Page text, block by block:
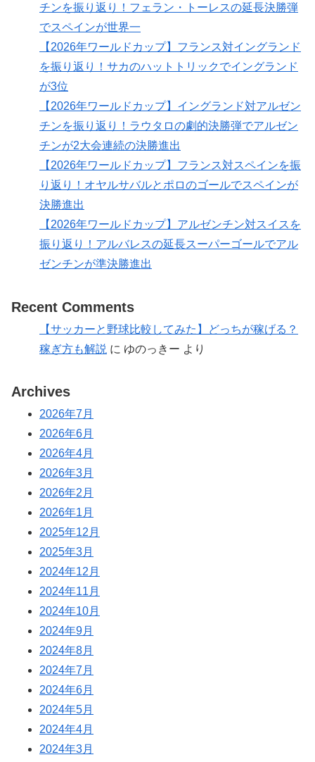
チンを振り返り！フェラン・トーレスの延長決勝弾
でスペインが世界一
【2026年ワールドカップ】フランス対イングランド
を振り返り！サカのハットトリックでイングランド
が3位
【2026年ワールドカップ】イングランド対アルゼン
チンを振り返り！ラウタロの劇的決勝弾でアルゼン
チンが2大会連続の決勝進出
【2026年ワールドカップ】フランス対スペインを振
り返り！オヤルサバルとポロのゴールでスペインが
決勝進出
【2026年ワールドカップ】アルゼンチン対スイスを
振り返り！アルバレスの延長スーパーゴールでアル
ゼンチンが準決勝進出
Recent Comments
【サッカーと野球比較してみた】どっちが稼げる？
稼ぎ方も解説 に ゆのっきー より
Archives
2026年7月
2026年6月
2026年4月
2026年3月
2026年2月
2026年1月
2025年12月
2025年3月
2024年12月
2024年11月
2024年10月
2024年9月
2024年8月
2024年7月
2024年6月
2024年5月
2024年4月
2024年3月